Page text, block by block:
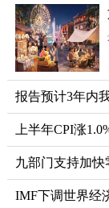
报告预计3年内
上半年CPI涨
九部门支持加
IMF下调世界经